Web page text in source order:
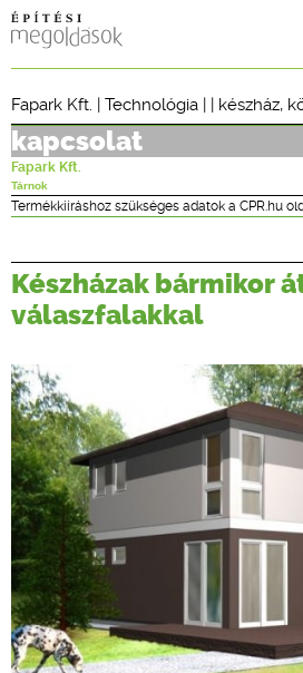
ONLINE
Fapark Kft. | Technológia | | készház,
kapcsolat
Fapark Kft.
Tárnok
Termékkiíráshoz szükséges adatok a CPR.hu
Készházak bármikor
válaszfalakkal